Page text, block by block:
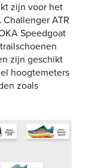
zijn voor het
ATR
Speedgoat
zijn geschikt
hoogtemeters
zoals